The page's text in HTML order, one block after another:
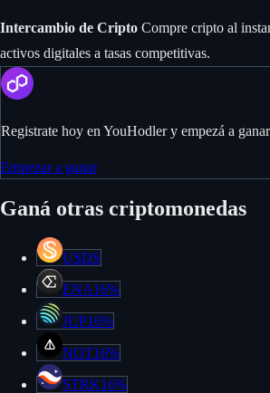
Intercambio de Cripto Compre cripto al
activos digitales a tasas competitivas.
Registrate hoy en YouHodler y empezá a
Empezar a ganar
Ganá otras criptomonedas
USDS
ENA16%
JUP16%
NOT16%
STRK16%